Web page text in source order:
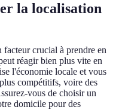
la localisation
crucial à prendre en
réagir bien plus vite en
l'économie locale et vous
compétitifs, voire des
vous de choisir un
domicile pour des